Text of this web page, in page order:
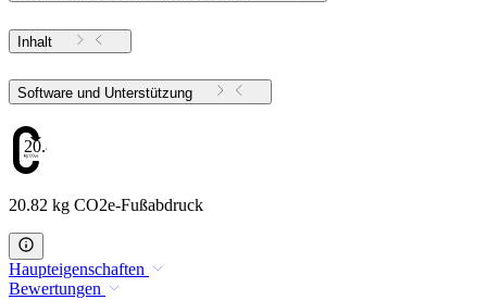
Inhalt
Software und Unterstützung
20.82
20.82 kg CO2e-Fußabdruck
Haupteigenschaften
Bewertungen